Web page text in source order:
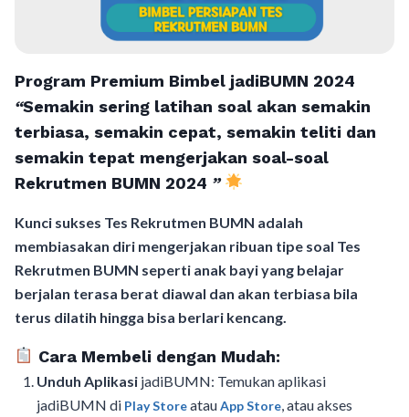
Program Premium Bimbel jadiBUMN 2024
“Semakin sering latihan soal akan semakin
terbiasa, semakin cepat, semakin teliti dan
semakin tepat mengerjakan soal-soal
Rekrutmen BUMN 2024 ”
Kunci sukses Tes Rekrutmen BUMN adalah
membiasakan diri mengerjakan ribuan tipe soal Tes
Rekrutmen BUMN seperti anak bayi yang belajar
berjalan terasa berat diawal dan akan terbiasa bila
terus dilatih hingga bisa berlari kencang.
Cara Membeli dengan Mudah:
Unduh Aplikasi jadiBUMN: Temukan aplikasi
jadiBUMN di Play StoreatauApp Store , atau akses